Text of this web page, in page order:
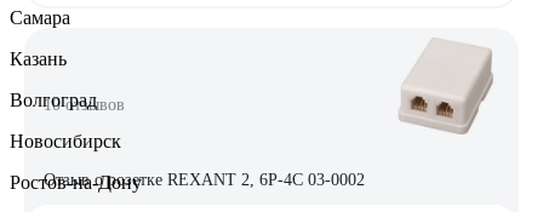
10 отзывов
Отзыв о розетке REXANT 2, 6P-4C 03-0002
Самара
Казань
Волгоград
Новосибирск
Ростов-на-Дону